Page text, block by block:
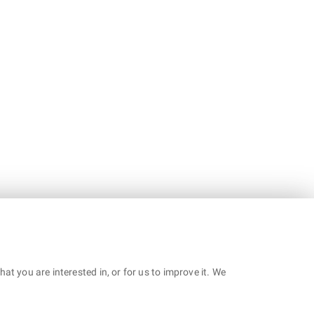
you are interested in, or for us to improve it. We